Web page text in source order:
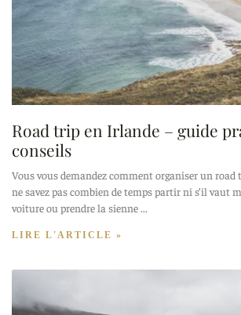
Road trip en Irlande – guide
conseils
Vous vous demandez comment organiser un road
ne savez pas combien de temps partir ni s’il vaut
voiture ou prendre la sienne
LIRE L'ARTICLE »